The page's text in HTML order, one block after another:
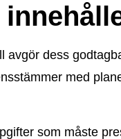
dess
med
som måste